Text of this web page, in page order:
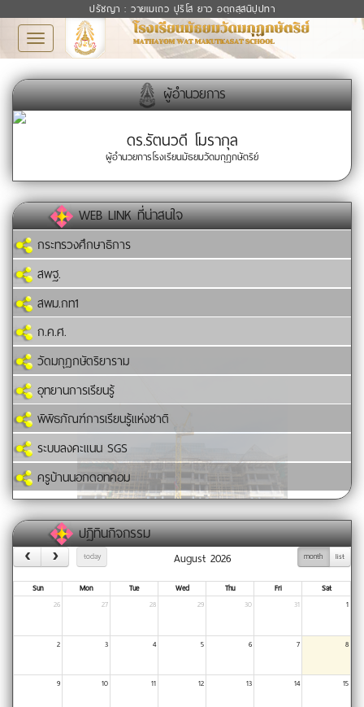
ปรัชญา : วายเมเถว ปุริโส ยาว อตฺถสฺสนิปฺปทา
Toggle
navigation
ผู้อำนวยการ
ดร.รัตนวดี โมรากุล
ผู้อำนวยการโรงเรียนมัธยมวัดมกุฏกษัตริย์
WEB LINK ที่น่าสนใจ
กระทรวงศึกษาธิการ
สพฐ.
สพม.กท1
ก.ค.ศ.
วัดมกุฏกษัตริยาราม
อุทยานการเรียนรู้
พิพิธภัณฑ์การเรียนรู้แห่งชาติ
ระบบลงคะแนน SGS
ครูบ้านนอกดอทคอม
ปฏิทินกิจกรรม
today month list
August 2026
Sun Mon Tue Wed Thu Fri
Sat
26
27 28 29 30 31 1
2 3 4 5 6 7 8
9 10 11 12 13 14 15